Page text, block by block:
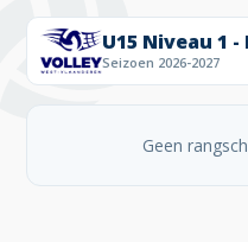
U15 Niveau 1 -
Seizoen 2026-2027
Geen